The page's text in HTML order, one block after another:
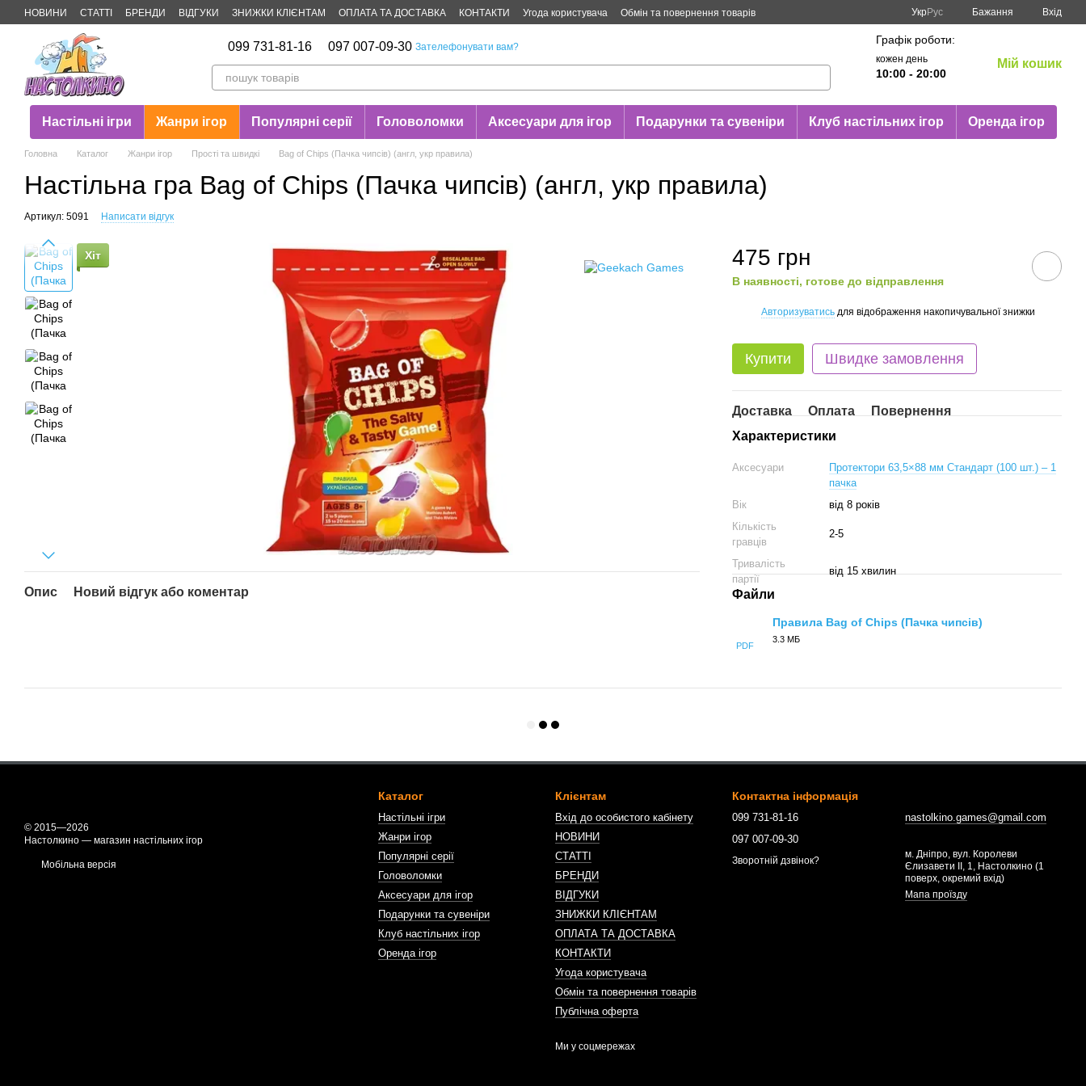
Перейти до основного контенту
НОВИНИ СТАТТІ БРЕНДИ ВІДГУКИ ЗНИЖКИ КЛІЄНТАМ ОПЛАТА ТА ДОСТАВКА КОНТАКТИ Угода користувача
Обмін та повернення товарів
УкрРус Бажання Вхід
099 731-81-16 097 007-09-30 Зателефонувати вам?
Графік роботи:
кожен день
10:00 - 20:00
Мій кошик
Настільні ігри Жанри ігор Популярні серії Головоломки Аксесуари для ігор Подарунки та сувеніри Клуб настільних ігор Оренда ігор
Головна Каталог Жанри ігор Прості та швидкі Bag of Chips (Пачка чипсів) (англ, укр правила)
Настільна гра Bag of Chips (Пачка чипсів) (англ, укр правила)
Артикул: 5091 Написати відгук
Хіт
Опис Новий відгук або коментар
475 грн
В наявності, готове до відправлення
Авторизуватись для відображення накопичувальної знижки
Купити Швидке замовлення
Доставка Оплата
Повернення
Характеристики
Аксесуари
Протектори 63,5×88 мм Стандарт (100 шт.) – 1
пачка
Вік
від 8 років
Кількість
гравців
2-5
Тривалість
партії
від 15 хвилин
Файли
PDF
Правила Bag of Chips (Пачка чипсів)
3.3 МБ
© 2015—2026
Настолкино — магазин настільних ігор
Мобільна версія
Каталог
Настільні ігри
Жанри ігор
Популярні серії
Головоломки
Аксесуари для ігор
Подарунки та сувеніри
Клуб настільних ігор
Оренда ігор
Клієнтам
Вхід до особистого кабінету
НОВИНИ
СТАТТІ
БРЕНДИ
ВІДГУКИ
ЗНИЖКИ КЛІЄНТАМ
ОПЛАТА ТА ДОСТАВКА
КОНТАКТИ
Угода користувача
Обмін та повернення товарів
Публічна оферта
Ми у соцмережах
Контактна інформація
099 731-81-16
097 007-09-30
Зворотній дзвінок?
nastolkino.games@gmail.com
м. Дніпро, вул. Королеви
Єлизавети ІІ, 1, Настолкино (1
поверх, окремий вхід)
Мапа проїзду